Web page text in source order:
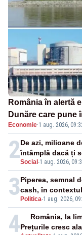
România în alertă
Dunăre care pune
cunoscută de pe
Economie·1 aug. 2026,
2Social -1 aug. 2026,
De azi, milioane
întâmplă dacă ți
3 Politica-1 aug. 2026,
Piperea, semnal
cash, în
4
România, la
Prețurile cresc